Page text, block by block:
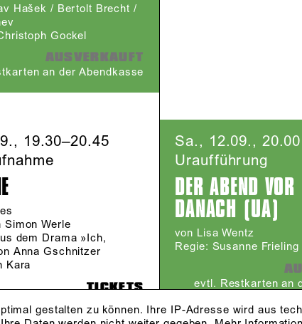
gestalten zu können. Ihre IP-Adresse wird aus
Hašek / Bertolt Brecht /
Gockel
AUSVERKAUFT
an der Abendkasse
19.30–20.45
Simon Werle
dem Drama »Ich,
Anna Gschnitzer
Kara
TICKETS
Sa., 12.09., 20.00
Uraufführung
DER ABEND VOR
DANACH (UA)
von Lisa Wentz
Regie: Susanne Frieling
evtl. Restkarten an